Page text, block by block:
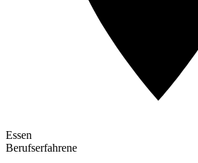
Essen
Berufserfahrene